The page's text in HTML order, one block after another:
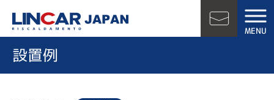
MENU
設置例